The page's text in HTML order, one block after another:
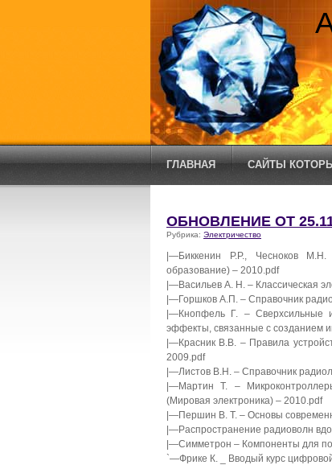
ГЛАВНАЯ САЙТЫ
ОБНОВЛЕНИЕ ОТ
Рубрика: Электричество
|—Биккенин Р.Р., Чесноков М.Н.
образование) – 2010.pdf
|—Васильев А. Н. – Классическая
|—Горшков А.П. – Справочник
|—Кнопфель Г. – Сверхсильные
эффекты, связанные с созданием
|—Красник В.В. – Правила
2009.pdf
|—Листов В.Н. – Справочник
|—Мартин Т. –
(Мировая электроника) – 2010.pdf
|—Першин В. Т. – Основы
|—Распространение радиоволн
|—Симметрон – Компоненты для
`—Фрике К. _ Вводый курс